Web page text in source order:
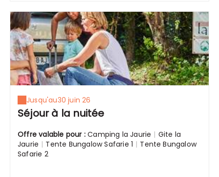
Jusqu'au30 juin 26
Séjour à la nuitée
Offre valable pour :Camping la Jaurie | Gite la
Jaurie | Tente Bungalow Safarie 1 | Tente Bungalow
Safarie 2